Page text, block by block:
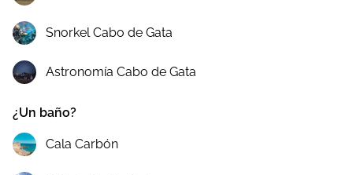
Snorkel Cabo de Gata
Astronomía Cabo de Gata
¿Un baño?
Cala Carbón